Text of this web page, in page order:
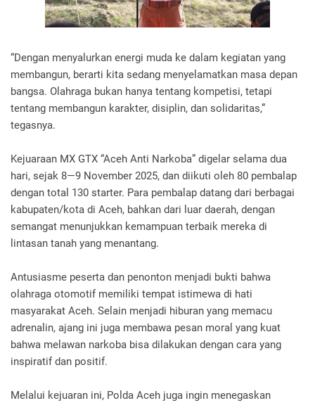
“Dengan menyalurkan energi muda ke dalam kegiatan yang
membangun, berarti kita sedang menyelamatkan masa depan
bangsa. Olahraga bukan hanya tentang kompetisi, tetapi
tentang membangun karakter, disiplin, dan solidaritas,”
tegasnya.
Kejuaraan MX GTX “Aceh Anti Narkoba” digelar selama dua
hari, sejak 8—9 November 2025, dan diikuti oleh 80 pembalap
dengan total 130 starter. Para pembalap datang dari berbagai
kabupaten/kota di Aceh, bahkan dari luar daerah, dengan
semangat menunjukkan kemampuan terbaik mereka di
lintasan tanah yang menantang.
Antusiasme peserta dan penonton menjadi bukti bahwa
olahraga otomotif memiliki tempat istimewa di hati
masyarakat Aceh. Selain menjadi hiburan yang memacu
adrenalin, ajang ini juga membawa pesan moral yang kuat
bahwa melawan narkoba bisa dilakukan dengan cara yang
inspiratif dan positif.
Melalui kejuaran ini, Polda Aceh juga ingin menegaskan